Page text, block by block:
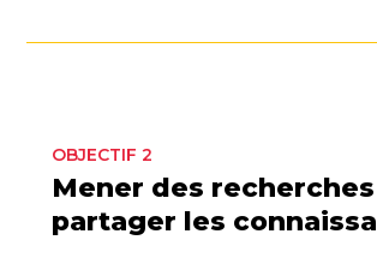
OBJECTIF 2
Mener des
partager les